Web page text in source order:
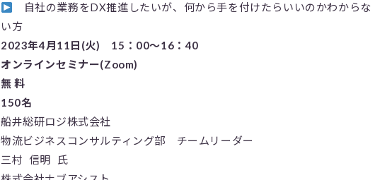
自社の業務をDX推進したいが、何から手を付けたらいいのかわからな
い方
2023年4月11日(火) 15：00～16：40
オンラインセミナー(Zoom)
無 料
150名
船井総研ロジ株式会社
物流ビジネスコンサルティング部 チームリーダー
三村 信明 氏